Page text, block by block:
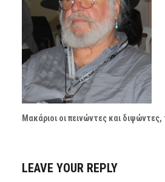
Μακάριοι οι πεινώντες και
LEAVE YOUR REPLY